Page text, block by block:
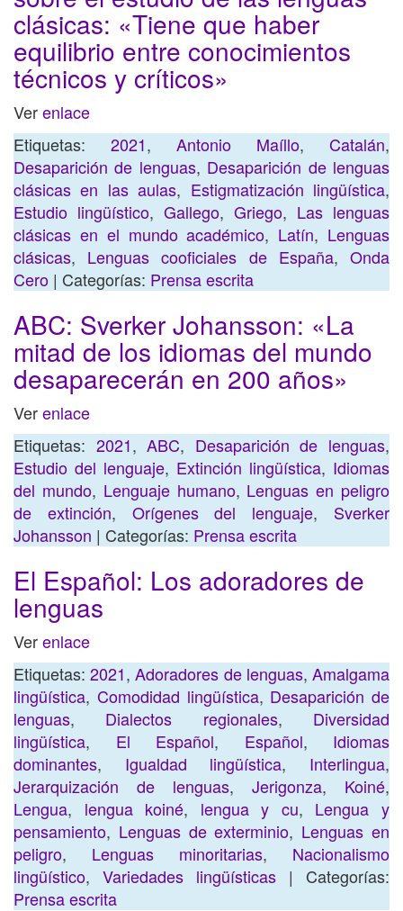
clásicas: «Tiene que haber
equilibrio entre conocimientos
técnicos y críticos»
Verenlace
Etiquetas: 2021, Antonio Maíllo, Catalán,
Desaparición de lenguas, Desaparición de lenguas
clásicas en las aulas, Estigmatización lingüística,
Estudio lingüístico, Gallego, Griego, Las lenguas
clásicas en el mundo académico, Latín, Lenguas
clásicas, Lenguas cooficiales de España,Onda
Cero | Categorías: Prensa escrita
ABC: Sverker Johansson: «La
mitad de los idiomas del mundo
desaparecerán en 200 años»
Verenlace
Etiquetas: 2021,ABC, Desaparición de lenguas,
Estudio del lenguaje, Extinción lingüística, Idiomas
del mundo, Lenguaje humano, Lenguas en peligro
de extinción, Orígenes del lenguaje, Sverker
Johansson | Categorías: Prensa escrita
El Español: Los adoradores de
lenguas
Verenlace
Etiquetas:2021,Adoradores de lenguas,Amalgama
lingüística, Comodidad lingüística, Desaparición de
lenguas, Dialectos regionales, Diversidad
lingüística, El Español, Español, Idiomas
dominantes, Igualdad lingüística, Interlingua,
Jerarquización de lenguas, Jerigonza, Koiné,
Lengua, lengua koiné, lengua y cu, Lengua y
pensamiento, Lenguas de exterminio, Lenguas en
peligro, Lenguas minoritarias, Nacionalismo
lingüístico, Variedades lingüísticas | Categorías:
Prensa escrita